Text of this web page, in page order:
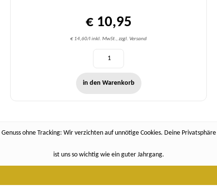
€ 10,95
€ 14,60/l inkl. MwSt., zzgl. Versand
in den Warenkorb
Genuss ohne Tracking: Wir verzichten auf unnötige Cookies. Deine Privatsphäre
ist uns so wichtig wie ein guter Jahrgang.